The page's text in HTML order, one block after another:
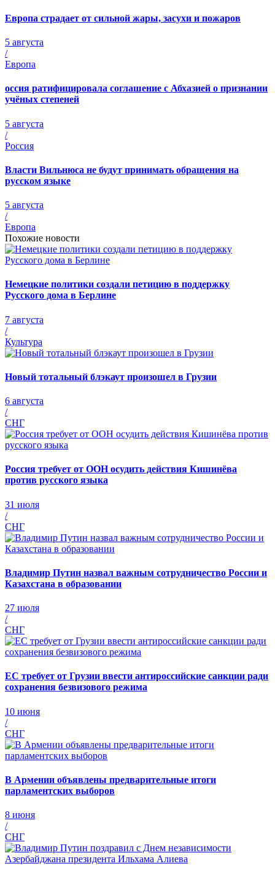
Европа страдает от сильной жары, засухи и пожаров
5 августа
/
Европа
оссия ратифицировала соглашение с Абхазией о признании
учёных степеней
5 августа
/
Россия
Власти Вильнюса не будут принимать обращения на
русском языке
5 августа
/
Европа
Похожие новости
Немецкие политики создали петицию в поддержку
Русского дома в Берлине
7 августа
/
Культура
Новый тотальный блэкаут произошел в Грузии
6 августа
/
СНГ
Россия требует от ООН осудить действия Кишинёва
против русского языка
31 июля
/
СНГ
Владимир Путин назвал важным сотрудничество России и
Казахстана в образовании
27 июля
/
СНГ
ЕС требует от Грузии ввести антироссийские санкции ради
сохранения безвизового режима
10 июня
/
СНГ
В Армении объявлены предварительные итоги
парламентских выборов
8 июня
/
СНГ